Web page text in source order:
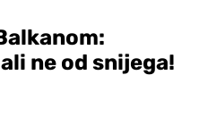
ne od snijega!